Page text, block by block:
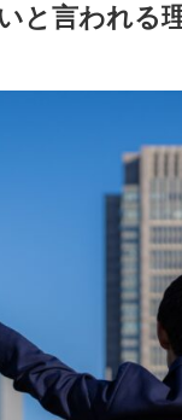
と言われる